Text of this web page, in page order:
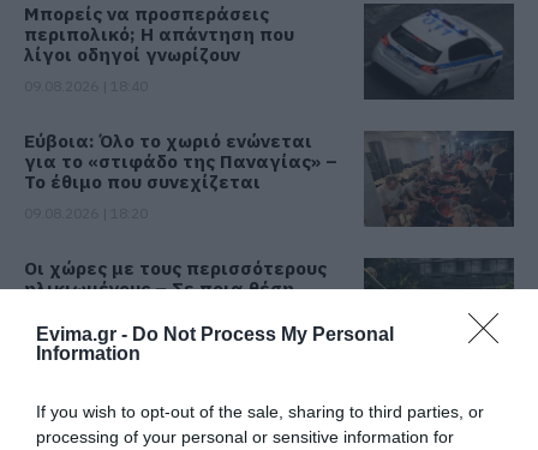
Evima.gr - Do Not Process My Personal
Information
If you wish to opt-out of the sale, sharing to third parties, or
processing of your personal or sensitive information for
Μπορείς να προσπεράσεις
περιπολικό; Η απάντηση που
λίγοι οδηγοί γνωρίζουν
Εύβοια: Όλο το χωριό ενώνεται
για το «στιφάδο της Παναγίας» –
Το έθιμο που συνεχίζεται
Οι χώρες με τους περισσότερους
ηλικιωμένους – Σε ποια θέση
09.08.2026 | 18:00
τραγουδιστή στην Εύβοια – Δείτε
τι έγινε